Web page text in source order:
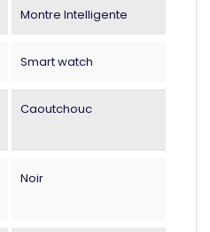
Montre Intelligente
Smart watch
Caoutchouc
Noir